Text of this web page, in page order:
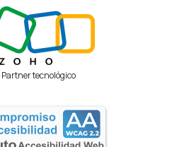
Partner tecnológico